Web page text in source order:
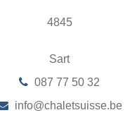
4845
Sart
087 77 50 32
info@chaletsuisse.be